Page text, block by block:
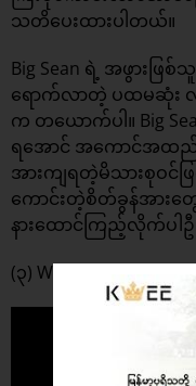
သတိပေးထားပါတယ်။
Big Sean ရဲ့ အဖွားဖြ
ရောက်လာတဲ့ ပထမဆုံး
က တယောက်ပါ။ Big
ရအောင် အကောင်အထ
အားကျရတဲ့မိသားစုဝင်
ကောင်းတဲ့စိတ်ခွန်အားတွ
နားထောင်ကြည့်လိုက်ပါဦ
(၃) We Are The World